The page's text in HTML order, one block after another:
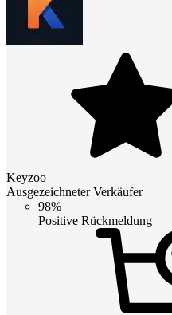
Keyzoo
Ausgezeichneter Verkäufer
98%
Positive Rückmeldung